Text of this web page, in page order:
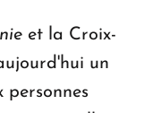
et la Croix-
un